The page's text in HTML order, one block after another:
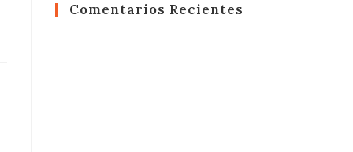
Comentarios Recientes